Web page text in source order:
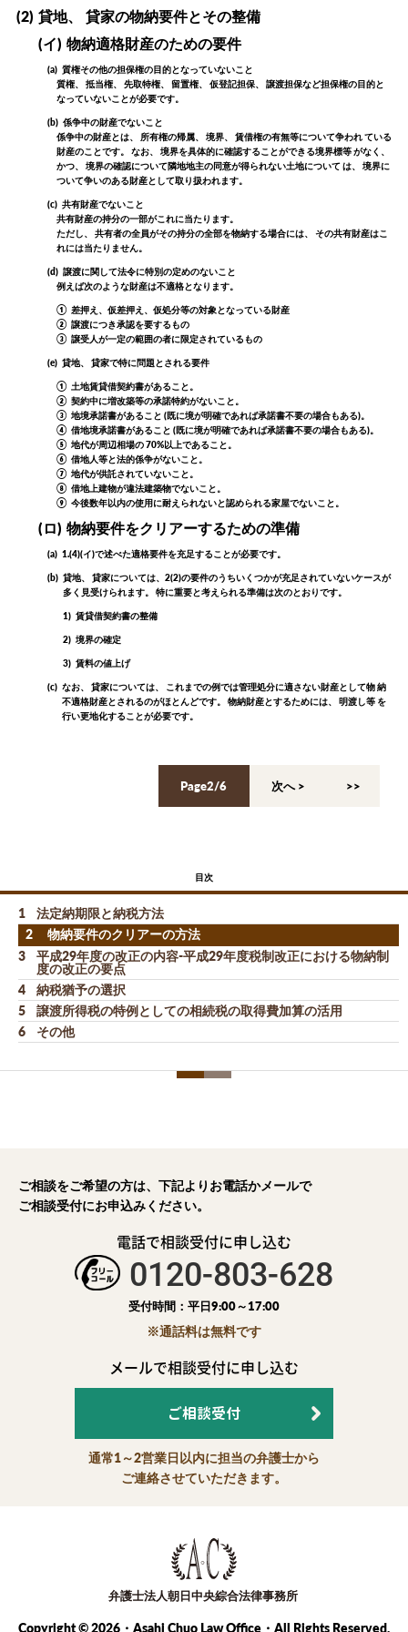
(2) 貸地、 貸家の物納要件とその整備
(イ) 物納適格財産のための要件
(a) 質権その他の担保権の目的となっていないこと
質権、 抵当権、 先取特権、 留置権、 仮登記担保、 譲渡担保など担保権の目的と
なっていないことが必要です。
(b) 係争中の財産でないこと
係争中の財産とは、 所有権の帰属、 境界、 賃借権の有無等について争われ ている
財産のことです。 なお、 境界を具体的に確認することができる境界標等 がなく、
かつ、 境界の確認について隣地地主の同意が得られない土地について は、 境界に
ついて争いのある財産として取り扱われます。
(c) 共有財産でないこと
共有財産の持分の一部がこれに当たります。
ただし、 共有者の全員がその持分の全部を物納する場合には、 その共有財産はこ
れには当たりません。
(d) 譲渡に関して法令に特別の定めのないこと
例えば次のような財産は不適格となります。
① 差押え、仮差押え、仮処分等の対象となっている財産
② 譲渡につき承認を要するもの
③ 譲受人が一定の範囲の者に限定されているもの
(e) 貸地、 貸家で特に問題とされる要件
① 土地賃貸借契約書があること。
② 契約中に増改築等の承諾特約がないこと。
③ 地境承諾書があること (既に境が明確であれば承諾書不要の場合もある)。
④ 借地境承諾書があること (既に境が明確であれば承諾書不要の場合もある)。
⑤ 地代が周辺相場の 70%以上であること。
⑥ 借地人等と法的係争がないこと。
⑦ 地代が供託されていないこと。
⑧ 借地上建物が違法建築物でないこと。
⑨ 今後数年以内の使用に耐えられないと認められる家屋でないこと。
(ロ) 物納要件をクリアーするための準備
(a) 1.(4)(イ)で述べた適格要件を充足することが必要です。
(b) 貸地、 貸家については、2(2)の要件のうちいくつかが充足されていないケースが
多く見受けられます。 特に重要と考えられる準備は次のとおりです。
1) 賃貸借契約書の整備
2) 境界の確定
3) 賃料の値上げ
(c) なお、 貸家については、 これまでの例では管理処分に適さない財産として物 納
不適格財産とされるのがほとんどです。 物納財産とするためには、 明渡し等 を
行い更地化することが必要です。
Page2/6 <<
< 前へ
次へ > >>
目次
1
法定納期限と納税方法
2
物納要件のクリアーの方法
3
平成29年度の改正の内容-平成29年度税制改正における物納制
度の改正の要点
4
納税猶予の選択
5
譲渡所得税の特例としての相続税の取得費加算の活用
6
その他
ご相談をご希望の方は、下記よりお電話かメールで
ご相談受付にお申込みください。
電話で相談受付に申し込む
0120-803-628
受付時間：平日9:00～17:00
※通話料は無料です
メールで相談受付に申し込む
ご相談受付
通常1～2営業日以内に担当の弁護士から
ご連絡させていただきます。
Copyright © 2026・Asahi Chuo Law Office・All Rights Reserved.